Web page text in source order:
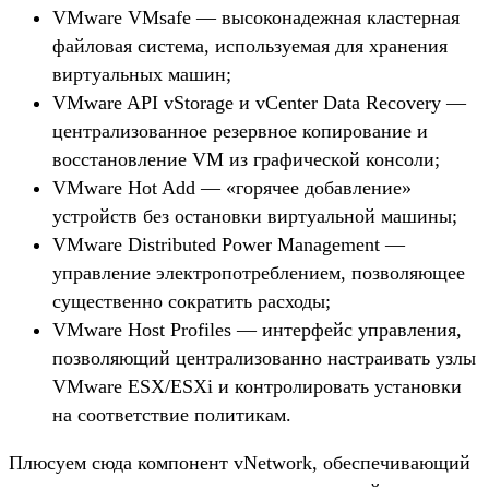
VMware VMsafe — высоконадежная кластерная
файловая система, используемая для хранения
виртуальных машин;
VMware API vStorage и vCenter Data Recovery —
централизованное резервное копирование и
восстановление VM из графической консоли;
VMware Hot Add — «горячее добавление»
устройств без остановки виртуальной машины;
VMware Distributed Power Management —
управление электропотреблением, позволяющее
существенно сократить расходы;
VMware Host Profiles — интерфейс управления,
позволяющий централизованно настраивать узлы
VMware ESX/ESXi и контролировать установки
на соответствие политикам.
Плюсуем сюда компонент vNetwork, обеспечивающий